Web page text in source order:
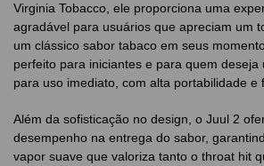
Virginia Tobacco, ele proporciona uma
agradável para usuários que apreciam um
um clássico sabor tabaco em seus
perfeito para iniciantes e para quem deseja
para uso imediato, com alta portabilidade e
Além da sofisticação no design, o Juul 2
desempenho na entrega do sabor,
vapor suave que valoriza tanto o throat hit